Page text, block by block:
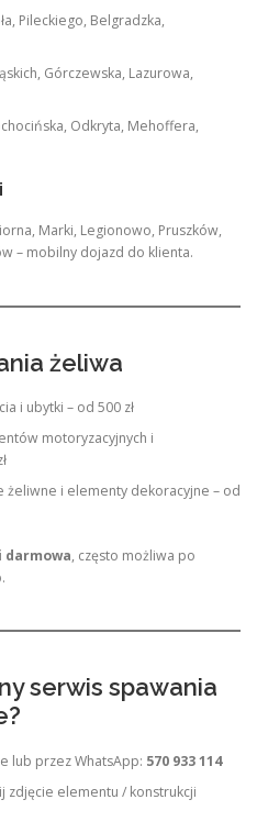
Pileckiego, Belgradzka,
Górczewska, Lazurowa,
Odkryta, Mehoffera,
Marki, Legionowo, Pruszków,
– mobilny dojazd do klienta.
żeliwa
i ubytki – od 500 zł
motoryzacyjnych i
żeliwne i elementy dekoracyjne – od
darmowa, często możliwa po
serwis spawania
lub przez WhatsApp: 570 933 114
zdjęcie elementu / konstrukcji